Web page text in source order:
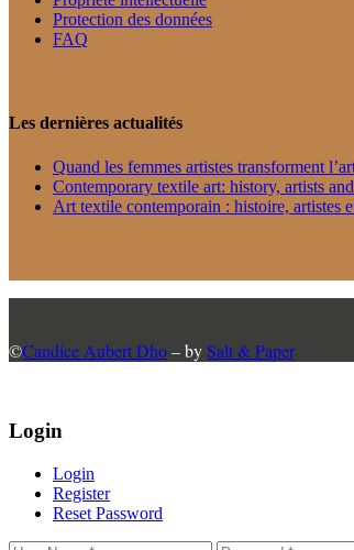
Protection des données
FAQ
Les dernières actualités
Quand les femmes artistes transforment
Contemporary textile art: history, artists
Art textile contemporain : histoire, artistes
©Candice Aubert Dho– bySalt & Paper
Login
Login
Register
Reset Password